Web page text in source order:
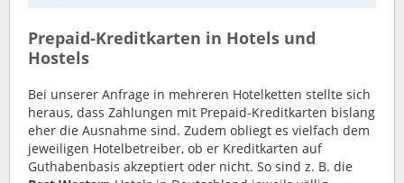
Prepaid-Kreditkarten in Hotels und
Hostels
Bei unserer Anfrage in mehreren Hotelketten stellte sich
heraus, dass Zahlungen mit Prepaid-Kreditkarten bislang
eher die Ausnahme sind. Zudem obliegt es vielfach dem
jeweiligen Hotelbetreiber, ob er Kreditkarten auf
Guthabenbasis akzeptiert oder nicht. So sind z. B. die